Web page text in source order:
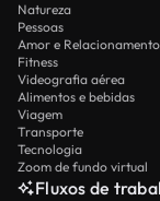
Natureza
Pessoas
Amor e
Fitness
Videografia aérea
Alimentos e bebidas
Viagem
Transporte
Tecnologia
Zoom de fundo virtual
Fluxos de